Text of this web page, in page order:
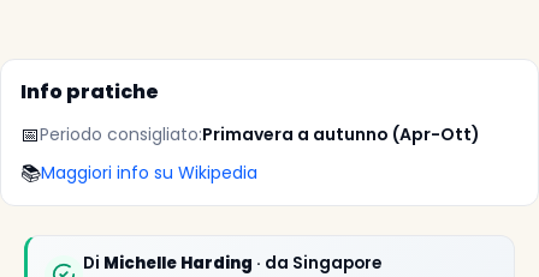
Info pratiche
📅Periodo consigliato:Primavera a autunno (Apr-Ott)
📚Maggiori info su Wikipedia
Di Michelle Harding · da Singapore